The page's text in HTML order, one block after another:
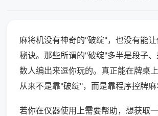
麻将机没有神奇的"破绽"，也没有能
秘诀。那些所谓的"破绽"多半是段子
数人编出来逗你玩的。真正能在牌桌
从来不是靠"破绽"，而是靠程序控牌麻
若你在仪器使用上需要帮助，想获取